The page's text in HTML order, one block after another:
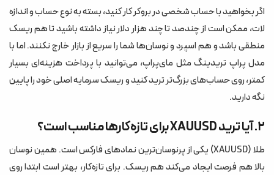
اگر بخواهید با حساب شخصی در بروکر کار کنید، بسته به نوع حساب و اندازه
لات، ممکن است از چندصد تا چند هزار دلار نیاز داشته باشید تا هم ریسک
منطقی باشد و هم اسپرد و نوسان‌ها شما را سریع از بازار خارج نکنند. اما با
مدل پراپ تریدینگ مثل مای‌پراپ، می‌توانید با پرداخت هزینه‌ای بسیار
کمتر، روی حساب‌های بزرگ‌تر ترید کنید و ریسک سرمایه اصلی خود را پایین
نگه دارید.
۲. آیا ترید XAUUSD برای تازه‌کارها مناسب است؟
طلا (XAUUSD) یکی از پرنوسان‌ترین نمادهای فارکس است. همین نوسان
بالا هم فرصت ایجاد می‌کند هم ریسک. برای تازه‌کار، بهتر است ابتدا روی